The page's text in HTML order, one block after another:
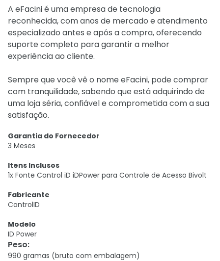
A eFacini é uma empresa de tecnologia
reconhecida, com anos de mercado e atendimento
especializado antes e após a compra, oferecendo
suporte completo para garantir a melhor
experiência ao cliente.
Sempre que você vê o nome eFacini, pode comprar
com tranquilidade, sabendo que está adquirindo de
uma loja séria, confiável e comprometida com a sua
satisfação.
Garantia do Fornecedor
3 Meses
Itens Inclusos
1x Fonte Control iD iDPower para Controle de Acesso Bivolt
Fabricante
ControlID
Modelo
ID Power
Peso:
990 gramas (bruto com embalagem)